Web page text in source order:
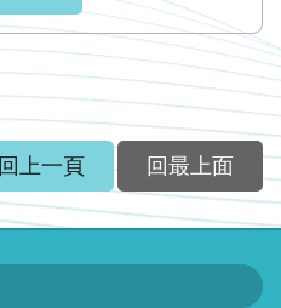
回上一頁 回最上面